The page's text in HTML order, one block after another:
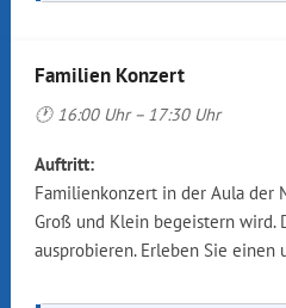
Familien Konzert
🕐 16:00 Uhr – 17:30 Uhr
Auftritt:
Familienkonzert in der Aula der
Groß und Klein begeistern wird.
ausprobieren. Erleben Sie